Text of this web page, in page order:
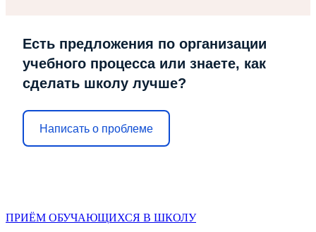
Есть предложения по организации
учебного процесса или знаете, как
сделать школу лучше?
Написать о проблеме
ПРИЁМ ОБУЧАЮЩИХСЯ В ШКОЛУ